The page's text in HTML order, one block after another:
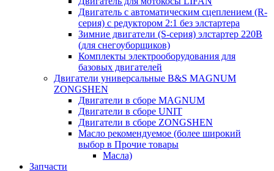
Двигатель с автоматическим сцеплением (R-
серия) с редуктором 2:1 без элстартера
Зимние двигатели (S-серия) элстартер 220В
(для снегоуборщиков)
Комплекты электрооборудования для
базовых двигателей
Двигатели универсальные B&S MAGNUM
ZONGSHEN
Двигатели в сборе MAGNUM
Двигатели в сборе UNIT
Двигатели в сборе ZONGSHEN
Масло рекомендуемое (более широкий
выбор в Прочие товары
Масла)
Запчасти